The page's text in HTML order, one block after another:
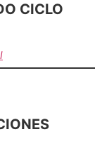
CICLO